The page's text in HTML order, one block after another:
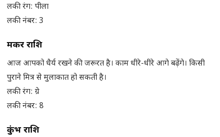
लकी रंग: पीला
लकी नंबर: 3
मकर राशि
आज आपको धैर्य रखने की जरूरत है। काम धीरे-धीरे आगे बढ़ेंगे। किसी
पुराने मित्र से मुलाकात हो सकती है।
लकी रंग: ग्रे
लकी नंबर: 8
कुंभ राशि